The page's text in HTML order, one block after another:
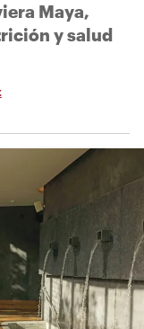
Maya,
y salud